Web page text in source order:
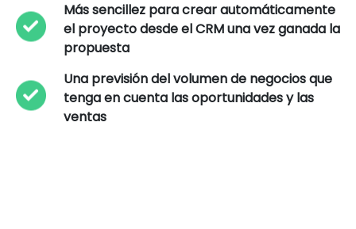
Más sencillez para crear automáticamente
el proyecto desde el CRM una vez ganada la
propuesta
Una previsión del volumen de negocios que
tenga en cuenta las oportunidades y las
ventas